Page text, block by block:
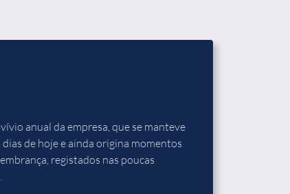
anual da empresa, que se manteve
de hoje e ainda origina momentos
registados nas poucas